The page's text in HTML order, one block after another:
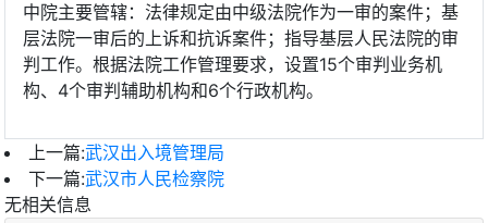
中院主要管辖：法律规定由中级法院作为一审的案件；基
层法院一审后的上诉和抗诉案件；指导基层人民法院的审
判工作。根据法院工作管理要求，设置15个审判业务机
构、4个审判辅助机构和6个行政机构。
上一篇:武汉出入境管理局
下一篇:武汉市人民检察院
无相关信息